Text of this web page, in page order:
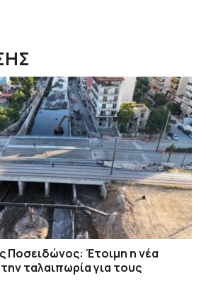
Ποσειδώνος: Έτοιμη η νέα
ταλαιπωρία για τους